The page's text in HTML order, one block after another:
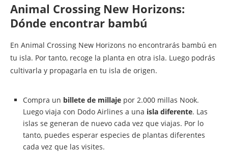
Animal Crossing New Horizons:
Dónde encontrar bambú
En Animal Crossing New Horizons no encontrarás bambú en
tu isla. Por tanto, recoge la planta en otra isla. Luego podrás
cultivarla y propagarla en tu isla de origen.
Compra un billete de millaje por 2.000 millas Nook.
Luego viaja con Dodo Airlines a una isla diferente. Las
islas se generan de nuevo cada vez que viajas. Por lo
tanto, puedes esperar especies de plantas diferentes
cada vez que las visites.